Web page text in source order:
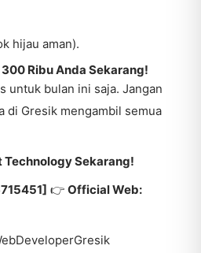
hijau aman).
Ribu Anda Sekarang!
untuk bulan ini saja. Jangan
di Gresik mengambil semua
Technology Sekarang!
👉 Official Web: